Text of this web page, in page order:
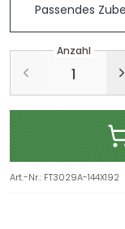
Passendes
Anzahl
Art.-Nr.: FT3029A-144X192